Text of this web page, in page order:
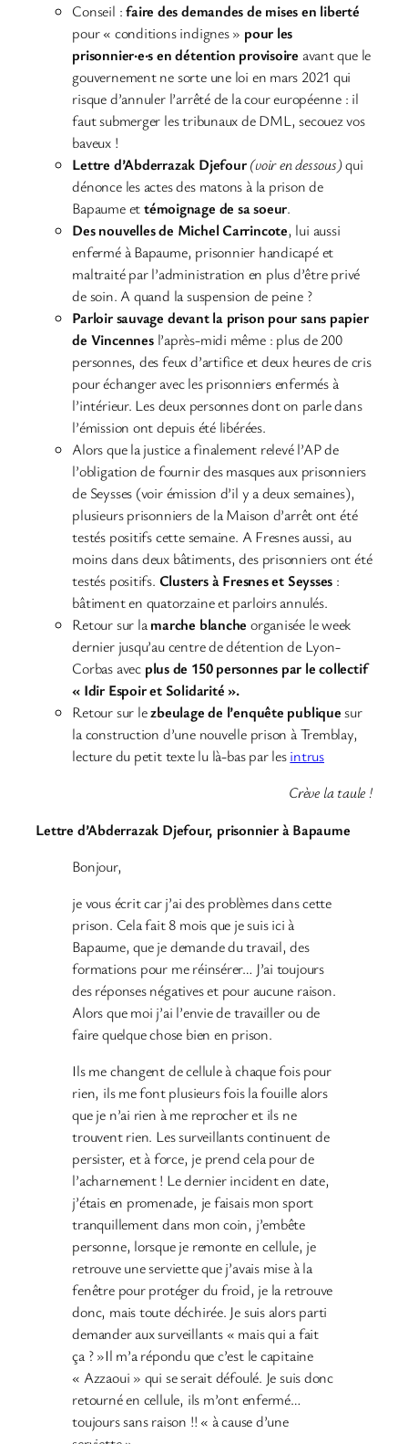
Conseil :faire des demandes de mises en liberté
pour « conditions indignes » pour les
prisonnier·e·s en détention provisoire avant que le
gouvernement ne sorte une loi en mars 2021 qui
risque d’annuler l’arrêté de la cour européenne : il
faut submerger les tribunaux de DML, secouez vos
baveux !
Lettre d’Abderrazak Djefour(voir en dessous)qui
dénonce les actes des matons à la prison de
Bapaume ettémoignage de sa soeur.
Des nouvelles de MichelCarrincote, lui aussi
enfermé à Bapaume, prisonnier handicapé et
maltraité par l’administration en plus d’être privé
de soin. A quand la suspension de peine ?
Parloir sauvage devant la prison pour sans papier
de Vincennes l’après-midi même : plus de 200
personnes, des feux d’artifice et deux heures de cris
pour échanger avec les prisonniers enfermés à
l’intérieur. Les deux personnes dont on parle dans
l’émission ont depuis été libérées.
Alors que la justice a finalement relevé l’AP de
l’obligation de fournir des masques aux prisonniers
de Seysses (voir émission d’il y a deux semaines),
plusieurs prisonniers de la Maison d’arrêt ont été
testés positifs cette semaine. A Fresnes aussi, au
moins dans deux bâtiments, des prisonniers ont été
testés positifs. Clusters à Fresnes et Seysses :
bâtiment en quatorzaine et parloirs annulés.
Retour sur lamarche blanche organisée le week
dernier jusqu’au centre de détention de Lyon-
Corbas avec plus de 150 personnes par le collectif
« Idir Espoir et Solidarité ».
Retour sur lezbeulage de l’enquête publiquesur
la construction d’une nouvelle prison à Tremblay,
lecture du petit texte lu là-bas par lesintrus
Crève la taule !
Lettre d’Abderrazak Djefour, prisonnier à Bapaume
Bonjour,
je vous écrit car j’ai des problèmes dans cette
prison. Cela fait 8 mois que je suis ici à
Bapaume, que je demande du travail, des
formations pour me réinsérer… J’ai toujours
des réponses négatives et pour aucune raison.
Alors que moi j’ai l’envie de travailler ou de
faire quelque chose bien en prison.
Ils me changent de cellule à chaque fois pour
rien, ils me font plusieurs fois la fouille alors
que je n’ai rien à me reprocher et ils ne
trouvent rien. Les surveillants continuent de
persister, et à force, je prend cela pour de
l’acharnement ! Le dernier incident en date,
j’étais en promenade, je faisais mon sport
tranquillement dans mon coin, j’embête
personne, lorsque je remonte en cellule, je
retrouve une serviette que j’avais mise à la
fenêtre pour protéger du froid, je la retrouve
donc, mais toute déchirée. Je suis alors parti
demander aux surveillants « mais qui a fait
ça ? »Il m’a répondu que c’est le capitaine
« Azzaoui » qui se serait défoulé. Je suis donc
retourné en cellule, ils m’ont enfermé…
toujours sans raison !! « à cause d’une